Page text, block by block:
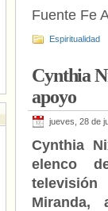
Fuente Fe
Espiritualidad
Cynthia
apoyo
jueves, 28 de
Cynthia
elenco
Miranda,